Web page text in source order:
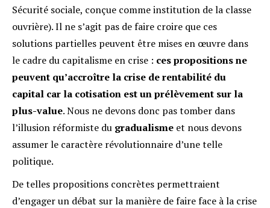
Sécurité sociale, conçue comme institution de la classe
ouvrière). Il ne s’agit pas de faire croire que ces
solutions partielles peuvent être mises en œuvre dans
le cadre du capitalisme en crise : ces propositions ne
peuvent qu’accroître la crise de rentabilité du
capital car la cotisation est un prélèvement sur la
plus-value. Nous ne devons donc pas tomber dans
l’illusion réformiste du gradualisme et nous devons
assumer le caractère révolutionnaire d’une telle
politique.
De telles propositions concrètes permettraient
d’engager un débat sur la manière de faire face à la crise